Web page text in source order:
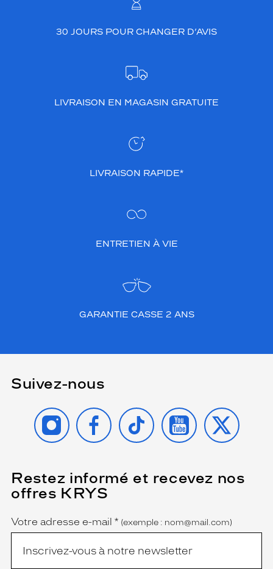
30 JOURS POUR CHANGER D’AVIS
LIVRAISON EN MAGASIN GRATUITE
LIVRAISON RAPIDE*
ENTRETIEN À VIE
GARANTIE CASSE 2 ANS
Suivez-nous
INSTAGRAMFACEBOOK
TIKTOK YOUTUBE
X
Restez informé et recevez nos
offres KRYS
Name
Votre adresse e-mail *
(Ce
champ
est
(exemple : nom@mail.com)